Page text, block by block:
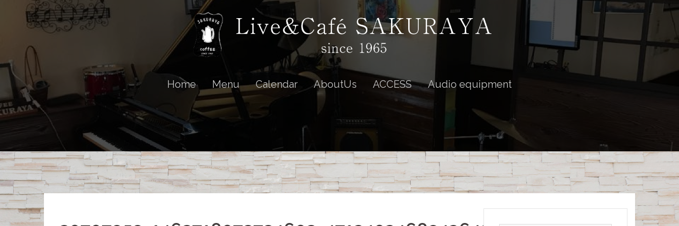
ツ
キ
ッ
Home Menu Calendar AboutUs ACCESS Audio equipment